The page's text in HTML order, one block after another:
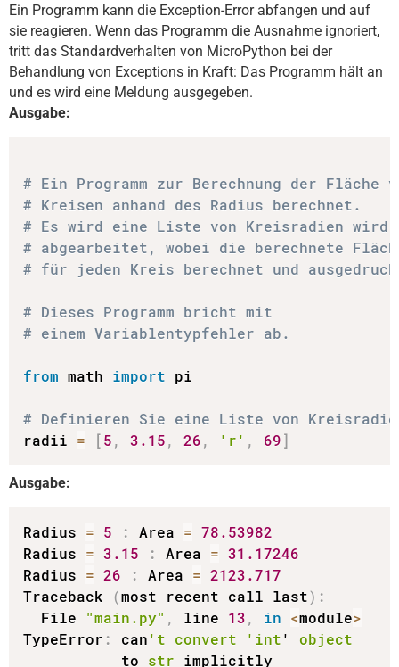
Ein Programm kann die Exception-Error abfangen und auf
sie reagieren. Wenn das Programm die Ausnahme ignoriert,
tritt das Standardverhalten von MicroPython bei der
Behandlung von Exceptions in Kraft: Das Programm hält an
und es wird eine Meldung ausgegeben.
Ausgabe:
# Ein Programm zur Berechnung der Fläche
# Kreisen anhand des Radius berechnet.
# Es wird eine Liste von Kreisradien wird
# abgearbeitet, wobei die berechnete
# für jeden Kreis berechnet und
# Dieses Programm bricht mit
# einem Variablentypfehler ab.
from math import pi
# Definieren Sie eine Liste von
radii = [5, 3.15, 26, 'r' , 69]
Ausgabe:
Radius = 5 : Area = 78.53982
Radius = 3.15 : Area = 31.17246
Radius = 26 : Area = 2123.717
Traceback (most recent call last) :
  File
"main.py" , line 13, in <module>
TypeError : can't convert ' int' object
           to
str implicitly